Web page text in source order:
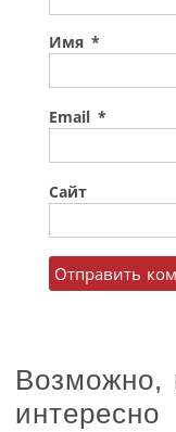
Имя *
Email *
Сайт
Возможно,
интересно